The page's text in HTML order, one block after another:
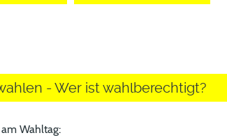
- Wer ist wahlberechtigt?
Wahltag: